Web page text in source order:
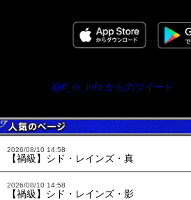
@ff_rk_info からのツイート
2026/08/10 14:58
【禍級】シド・レインズ・真
2026/08/10 14:58
【禍級】シド・レインズ・影